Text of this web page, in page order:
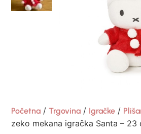
Početna /Trgovina / Igračke /
zeko mekana igračka Santa – 23